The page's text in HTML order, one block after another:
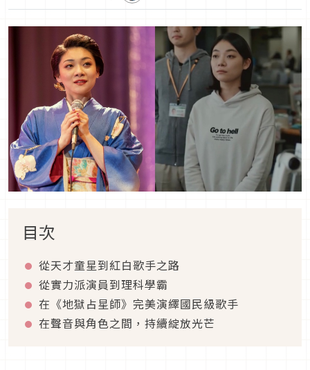
目次
從天才童星到紅白歌手之路
從實力派演員到理科學霸
在《地獄占星師》完美演繹國民級歌手
在聲音與角色之間，持續綻放光芒